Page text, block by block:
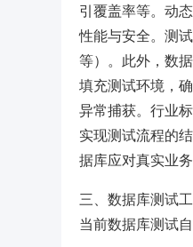
引覆盖率等。动
性能与安全。测
等）。此外，数
填充测试环境，
异常捕获。行业
实现测试流程的
据库应对真实业
三、数据库测试
当前数据库测试